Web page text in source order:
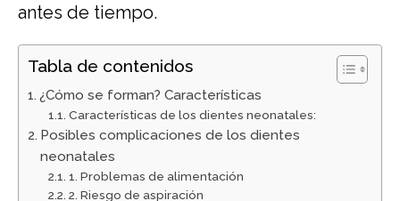
antes de tiempo.
Tabla de contenidos
¿Cómo se forman? Características
Características de los dientes neonatales:
Posibles complicaciones de los dientes
neonatales
1. Problemas de alimentación
2. Riesgo de aspiración